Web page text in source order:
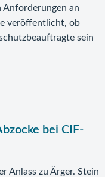
Anforderungen an
veröffentlicht, ob
sein
bei CIF-
Anlass zu Ärger. Stein